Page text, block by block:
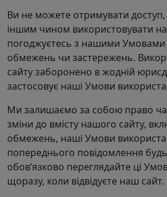
Ви не можете отримувати
іншим чином використовувати
погоджуєтесь з нашими Умовами
обмежень чи застережень.
сайту заборонено в жодній
застосовує наші Умови
Ми залишаємо за собою право
зміни до вмісту нашого сайту,
обмежень, наші Умови
попереднього повідомлення
обов’язково переглядайте ці
щоразу, коли відвідуєте наш сайт.